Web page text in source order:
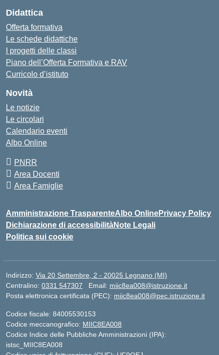
Didattica
Offerta formativa
Le schede didattiche
I progetti delle classi
Piano dell’Offerta Formativa e RAV
Curricolo d’istituto
Novità
Le notizie
Le circolari
Calendario eventi
Albo Online
PNRR
Area Docenti
Area Famiglie
Amministrazione TrasparenteAlbo OnlinePrivacy Policy
Dichiarazione di accessibilitàNote Legali
Politica sui cookie
Indirizzo: Via 20 Settembre, 2 - 20025 Legnano (MI)
Centralino: 0331 547307 Email: miic8ea008@istruzione.it
Posta elettronica certificata (PEC): miic8ea008@pec.istruzione.it
Codice fiscale: 84005530153
Codice meccanografico: MIIC8EA008
Codice Indice delle Pubbliche Amministrazioni (IPA):
istsc_MIIC8EA008